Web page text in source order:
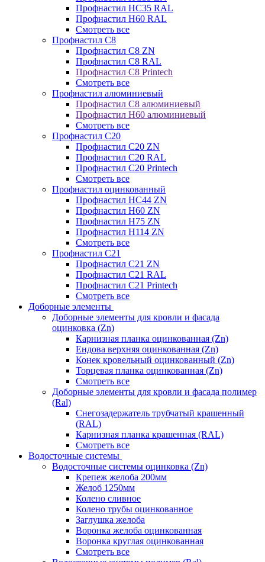
Профнастил НС35 RAL
Профнастил Н60 RAL
Смотреть все
Профнастил C8
Профнастил С8 ZN
Профнастил С8 RAL
Профнастил С8 Printech
Смотреть все
Профнастил алюминиевый
Профнастил С8 алюминиевый
Профнастил Н60 алюминиевый
Смотреть все
Профнастил C20
Профнастил С20 ZN
Профнастил С20 RAL
Профнастил С20 Printech
Смотреть все
Профнастил оцинкованный
Профнастил НС44 ZN
Профнастил Н60 ZN
Профнастил Н75 ZN
Профнастил Н114 ZN
Смотреть все
Профнастил C21
Профнастил С21 ZN
Профнастил С21 RAL
Профнастил С21 Printech
Смотреть все
Доборные элементы
Доборные элементы для кровли и фасада
оцинковка (Zn)
Карнизная планка оцинкованная (Zn)
Ендова верхняя оцинкованная (Zn)
Конек кровельный оцинкованный (Zn)
Торцевая планка оцинкованная (Zn)
Смотреть все
Доборные элементы для кровли и фасада полимер
(Ral)
Снегозадержатель трубчатый крашенный
(RAL)
Карнизная планка крашенная (RAL)
Смотреть все
Водосточные системы
Водосточные системы оцинковка (Zn)
Крепеж желоба 200мм
Желоб 1250мм
Колено сливное
Колено трубы оцинкованное
Заглушка желоба
Воронка желоба оцинкованная
Воронка круглая оцинкованная
Смотреть все